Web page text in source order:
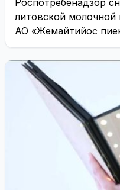
Роспотребенадзор
литовской
АО «Жемайтийос
официальном